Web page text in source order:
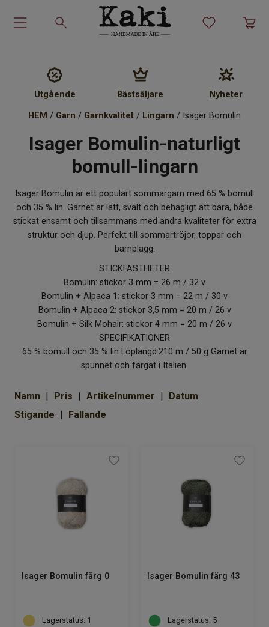
Garn
Stickmönster
Tillbehör
Presenter
Utgående Bästsäljare Nyheter
HEM / Garn / Garnkvalitet / Lingarn / Isager Bomulin
Isager Bomulin-naturligt
bomull-lingarn
Isager Bomulin är ett populärt sommar­garn med 65 % bomull
och 35 % lin. Garnet är lätt, svalt och behagligt att bära, både
stickat ensamt och tillsammans med andra kvaliteter för extra
struktur och djup. Perfekt till sommartröjor, toppar och
barnplagg.
STICKFASTHETER
Bomulin: stickor 3 mm = 26 m / 32 v
Bomulin + Alpaca 1: stickor 3 mm = 22 m / 30 v
Bomulin + Alpaca 2: stickor 3,5 mm = 20 m / 26 v
Bomulin + Silk Mohair: stickor 4 mm = 20 m / 26 v
SPECIFIKATIONER
65 % bomull och 35 % lin Löplängd:210 m / 50 g Garnet är
spunnet och färgat i Italien.
Namn Pris Artikelnummer
Datum
Stigande
Fallande
Isager Bomulin färg 0
Lagerstatus: 1
Isager Bomulin färg 43
Lagerstatus: 5